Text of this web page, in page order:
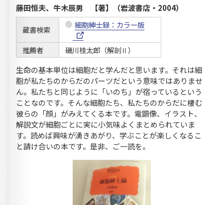
藤田恒夫、牛木辰男 【著】（岩波書店・2004）
蔵書検索 細胞紳士録：カラー版
推薦者
磯川桂太郎（解剖Ⅱ）
生命の基本単位は細胞だと学んだと思います。それは細
胞が私たちのからだのパーツだという意味ではありませ
ん。私たちと同じように「いのち」が宿っているという
ことなのです。そんな細胞たち、私たちのからだに棲む
彼らの「顔」がみえてくる本です。電顕像、イラスト、
解説文が細胞ごとに実に小気味よくまとめられていま
す。読めば興味が湧きあがり、学ぶことが楽しくなるこ
と請け合いの本です。是非、ご一読を。